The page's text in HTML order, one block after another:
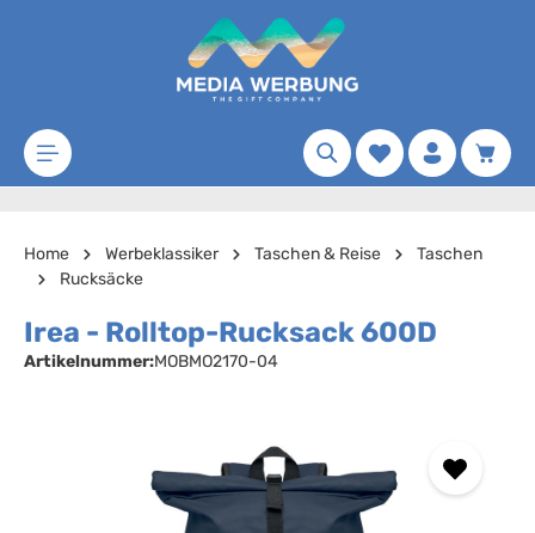
Zum Hauptinhalt springen
Merkzettel
Home Werbeklassiker Taschen & Reise
Taschen
Rucksäcke
Irea - Rolltop-Rucksack 600D
Artikelnummer:MOBMO2170-04